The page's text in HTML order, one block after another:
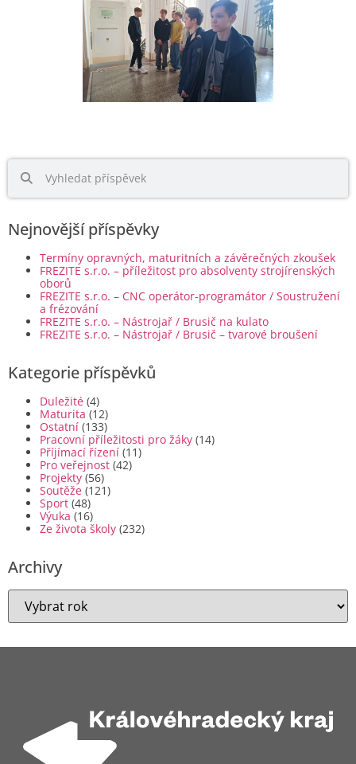
Nejnovější příspěvky
Termíny opravných, maturitních a závěrečných zkoušek
FREZITE s.r.o. – příležitost pro absolventy strojírenských
oborů
FREZITE s.r.o. – CNC operátor-programátor / Soustružení
a frézování
FREZITE s.r.o. – Nástrojař / Brusič na kulato
FREZITE s.r.o. – Nástrojař / Brusič – tvarové broušení
Kategorie příspěvků
Duležité (4)
Maturita (12)
Ostatní (133)
Pracovní příležitosti pro žáky (14)
Příjímací řízení (11)
Pro veřejnost (42)
Projekty (56)
Soutěže (121)
Sport (48)
Výuka (16)
Ze života školy (232)
Archivy